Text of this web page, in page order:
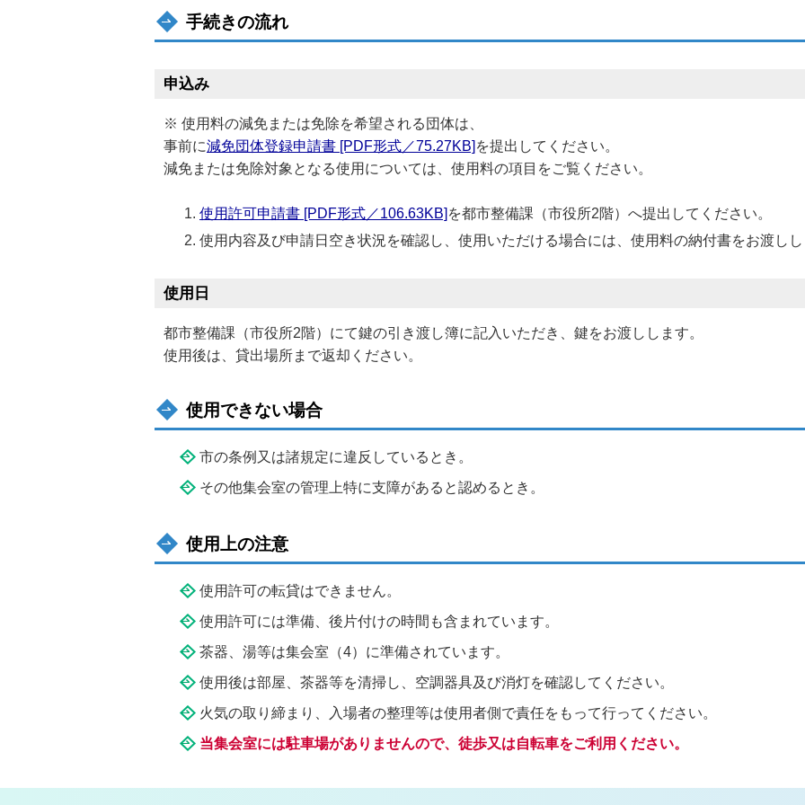
手続きの流れ
申込み
※ 使用料の減免または免除を希望される団体は、
事前に減免団体登録申請書 [PDF形式／75.27KB] を提出してください。
減免または免除対象となる使用については、使用料の項目をご覧ください。
使用許可申請書 [PDF形式／106.63KB] を都市整備課（市役所2階）へ提出してください。
使用内容及び申請日空き状況を確認し、使用いただける場合には、使用料の納付書をお渡し
使用日
都市整備課（市役所2階）にて鍵の引き渡し簿に記入いただき、鍵をお渡しします。
使用後は、貸出場所まで返却ください。
使用できない場合
市の条例又は諸規定に違反しているとき。
その他集会室の管理上特に支障があると認めるとき。
使用上の注意
使用許可の転貸はできません。
使用許可には準備、後片付けの時間も含まれています。
茶器、湯等は集会室（4）に準備されています。
使用後は部屋、茶器等を清掃し、空調器具及び消灯を確認してください。
火気の取り締まり、入場者の整理等は使用者側で責任をもって行ってください。
当集会室には駐車場がありませんので、徒歩又は自転車をご利用ください。